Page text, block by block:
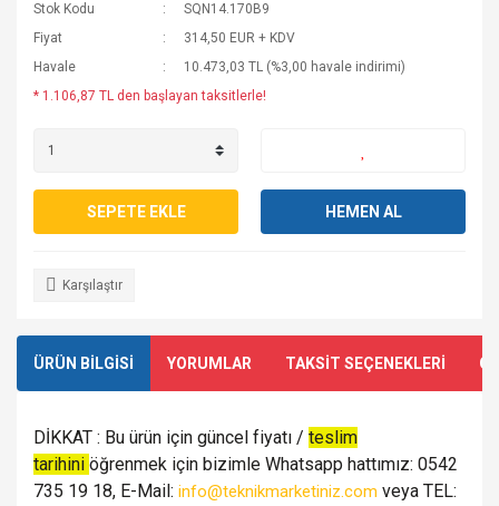
Stok Kodu
SQN14.170B9
Fiyat
314,50 EUR + KDV
Havale
10.473,03 TL (%3,00 havale indirimi)
* 1.106,87 TL den başlayan taksitlerle!
SEPETE EKLE HEMEN AL
Karşılaştır
ÜRÜN BİLGİSİ YORUMLAR TAKSİT SEÇENEKLERİ
DİKKAT : Bu ürün için güncel fiyatı / teslim
tarihini öğrenmek için bizimle Whatsapp hattımız: 0542
735 19 18, E-Mail: info@teknikmarketiniz.com veya TEL: